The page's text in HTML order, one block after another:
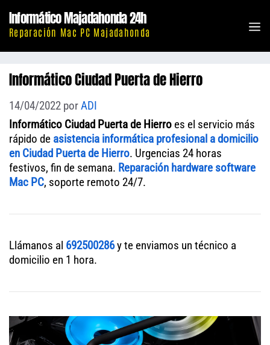
contenido
Informático Majadahonda 24h
Reparación Mac PC Majadahonda
Informático Ciudad Puerta de Hierro
14/04/2022 porADI
Informático Ciudad Puerta de Hierro es el servicio más
rápido de asistencia informática profesional a domicilio
en Ciudad Puerta de Hierro. Urgencias 24 horas
festivos, fin de semana. Reparación hardware software
Mac PC, soporte remoto 24/7.
Llámanos al 692500286y te enviamos un técnico a
domicilio en 1 hora.